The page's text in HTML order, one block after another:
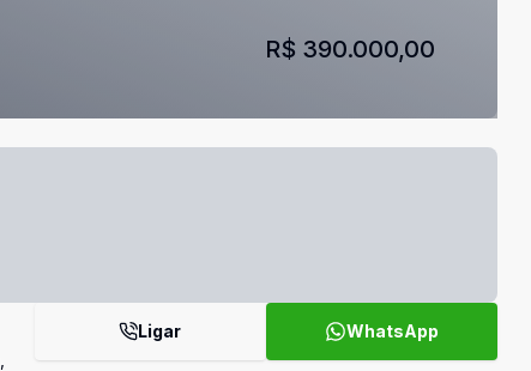
R$ 390.000,00
Ligar WhatsApp